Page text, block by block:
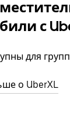
с
для
о UberXL